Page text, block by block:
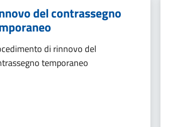
del contrassegno
di rinnovo del
temporaneo